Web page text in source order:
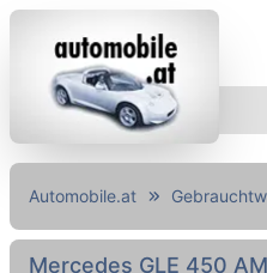
Automobile.at
Mercedes GLE 450